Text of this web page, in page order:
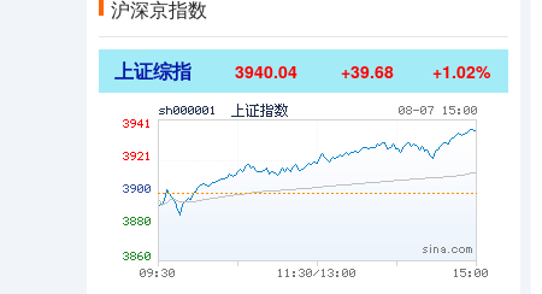
沪深京指数
上证综指 3940.04 +39.68 +1.02%